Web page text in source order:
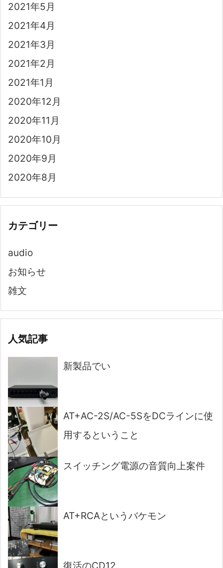
2021年5月
2021年4月
2021年3月
2021年2月
2021年1月
2020年12月
2020年11月
2020年10月
2020年9月
2020年8月
カテゴリー
audio
お知らせ
雑文
人気記事
新製品でい
AT+AC-2S/AC-5SをDCラインに使
用するということ
スイッチング電源の音質向上案件
AT+RCAというバケモン
復活のCD12